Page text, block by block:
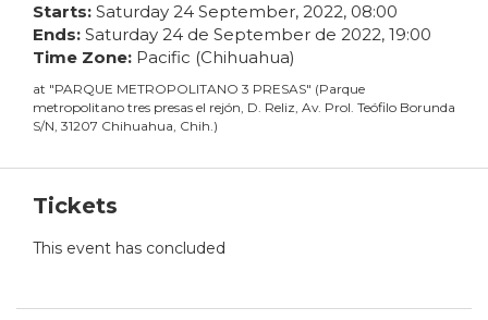
Starts: Saturday 24 September, 2022, 08:00
Ends: Saturday 24 de September de 2022, 19:00
Time Zone: Pacific (Chihuahua)
at "PARQUE METROPOLITANO 3 PRESAS" (Parque
metropolitano tres presas el rejón, D. Reliz, Av. Prol. Teófilo Borunda
S/N, 31207 Chihuahua, Chih.)
Tickets
This event has concluded